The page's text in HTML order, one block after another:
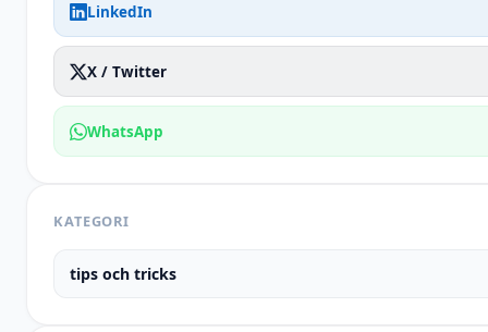
LinkedIn
X / Twitter
WhatsApp
KATEGORI
tips och tricks